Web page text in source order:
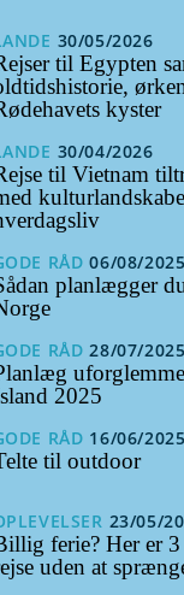
30/05/2026
til Egypten
kyster
30/04/2026
til Vietnam
RÅD 06/08/2025
planlægger
RÅD 28/07/2025
2025
RÅD 16/06/2025
til outdoor
23/05/
ferie? Her er 3
uden at